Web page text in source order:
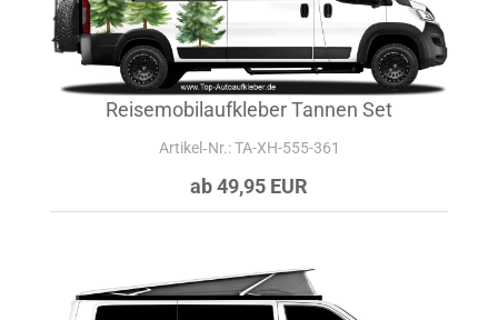
Reisemobilaufkleber Tannen Set
Artikel‑Nr.: TA-XH-555-361
ab 49,95 EUR